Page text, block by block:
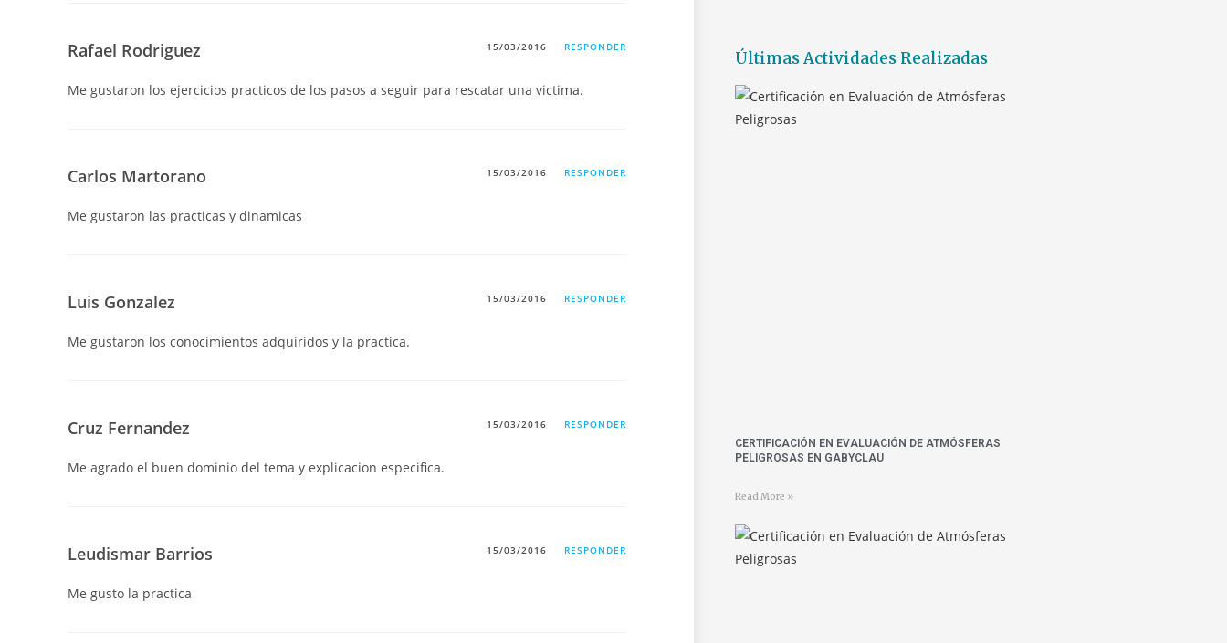
Rafael Rodriguez 15/03/2016 RESPONDER
Me gustaron los ejercicios practicos de los pasos a seguir para rescatar una victima.
Carlos Martorano 15/03/2016 RESPONDER
Me gustaron las practicas y dinamicas
Luis Gonzalez 15/03/2016 RESPONDER
Me gustaron los conocimientos adquiridos y la practica.
Cruz Fernandez 15/03/2016 RESPONDER
Me agrado el buen dominio del tema y explicacion especifica.
Leudismar Barrios 15/03/2016 RESPONDER
Me gusto la practica
Últimas Actividades Realizadas
CERTIFICACIÓN EN EVALUACIÓN DE ATMÓSFERAS
PELIGROSAS EN GABYCLAU
Read More »